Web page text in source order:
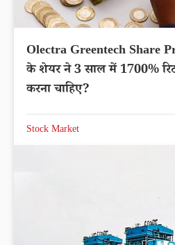
Olectra Greentech Share
के शेयर ने 3 साल में 1700%
करना चाहिए?
Stock Market